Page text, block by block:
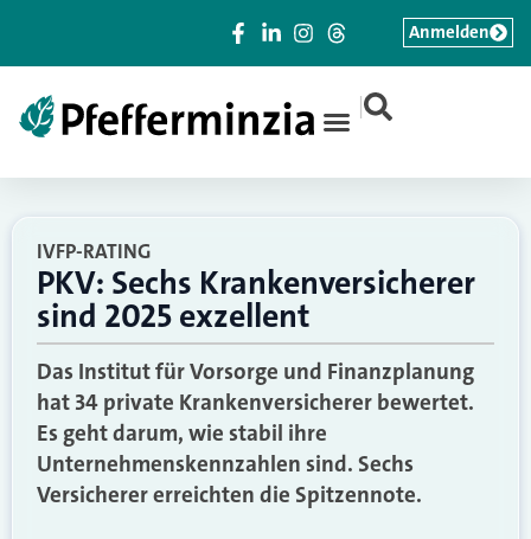
|
Anmelden
IVFP-RATING
PKV: Sechs Krankenversicherer
sind 2025 exzellent
Das Institut für Vorsorge und Finanzplanung
hat 34 private Krankenversicherer bewertet.
Es geht darum, wie stabil ihre
Unternehmenskennzahlen sind. Sechs
Versicherer erreichten die Spitzennote.